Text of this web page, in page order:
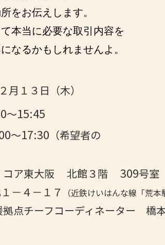
をお伝えします。
本当に必要な取引内容を
なるかもしれませんよ 。
月１３ 日（木）
～15:45
～17:30 （希望者の
コア東大阪 北館３階309号室
－１７
（近鉄けいはんな線「荒本
点チーフコーディネーター 橋